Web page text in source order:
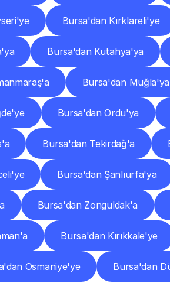
Bursa'dan Kırklareli'ye
Bursa'dan Kütahya'ya
Bursa'dan Muğla'ya
Bursa'dan Ordu'ya
Bursa'dan Tekirdağ'a
Bursa'dan Şanlıurfa'ya
Bursa'dan Zonguldak'a
Bursa'dan Kırıkkale'ye
Osmaniye'ye Bursa'dan